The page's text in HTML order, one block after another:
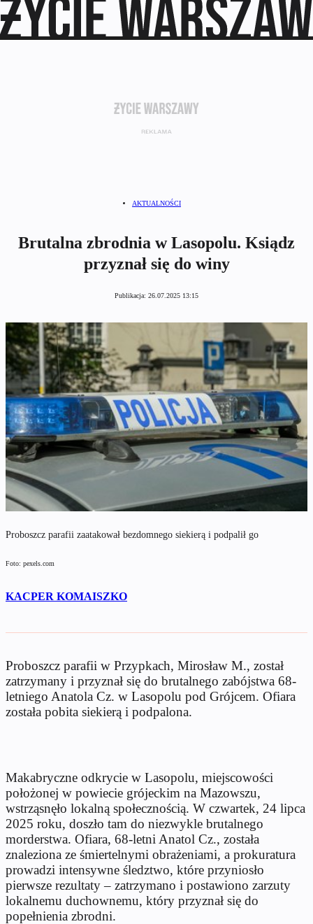
AKTUALNOŚCI
Brutalna zbrodnia w Lasopolu. Ksiądz
przyznał się do winy
Publikacja: 26.07.2025 13:15
Proboszcz parafii zaatakował bezdomnego siekierą i podpalił go
Foto: pexels.com
KACPER KOMAISZKO
Proboszcz parafii w Przypkach, Mirosław M., został
zatrzymany i przyznał się do brutalnego zabójstwa 68-
letniego Anatola Cz. w Lasopolu pod Grójcem. Ofiara
została pobita siekierą i podpalona.
Makabryczne odkrycie w Lasopolu, miejscowości
położonej w powiecie grójeckim na Mazowszu,
wstrząsnęło lokalną społecznością. W czwartek, 24 lipca
2025 roku, doszło tam do niezwykle brutalnego
morderstwa. Ofiara, 68-letni Anatol Cz., została
znaleziona ze śmiertelnymi obrażeniami, a prokuratura
prowadzi intensywne śledztwo, które przyniosło
pierwsze rezultaty – zatrzymano i postawiono zarzuty
lokalnemu duchownemu, który przyznał się do
popełnienia zbrodni.